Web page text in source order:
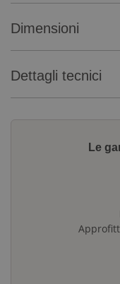
Dimensioni
Dettagli tecnici
Le